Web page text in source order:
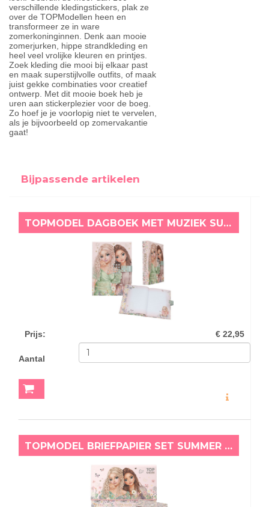
verschillende kledingstickers, plak ze
over de TOPModellen heen en
transformeer ze in ware
zomerkoninginnen. Denk aan mooie
zomerjurken, hippe strandkleding en
heel veel vrolijke kleuren en printjes.
Zoek kleding die mooi bij elkaar past
en maak superstijlvolle outfits, of maak
juist gekke combinaties voor creatief
ontwerp. Met dit mooie boek heb je
uren aan stickerplezier voor de boeg.
Zo hoef je je voorlopig niet te vervelen,
als je bijvoorbeeld op zomervakantie
gaat!
Bijpassende artikelen
TOPMODEL DAGBOEK MET MUZIEK SUMMER FEELING
Prijs: € 22,95
Aantal
TOPMODEL BRIEFPAPIER SET SUMMER FEELING